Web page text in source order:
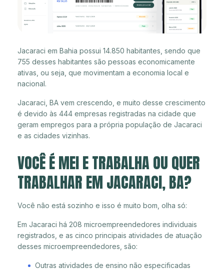
Jacaraci em Bahia possui 14.850 habitantes, sendo que
755 desses habitantes são pessoas economicamente
ativas, ou seja, que movimentam a economia local e
nacional.
Jacaraci, BA vem crescendo, e muito desse crescimento
é devido às 444 empresas registradas na cidade que
geram empregos para a própria população de Jacaraci
e as cidades vizinhas.
VOCÊ É MEI E TRABALHA OU QUER
TRABALHAR EM JACARACI, BA?
Você não está sozinho e isso é muito bom, olha só:
Em Jacaraci há 208 microempreendedores individuais
registrados, e as cinco principais atividades de atuação
desses microempreendedores, são:
Outras atividades de ensino não especificadas